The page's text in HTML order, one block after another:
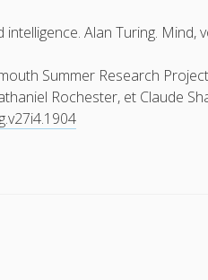
Alan Turing. Mind,
Summer Research
Rochester, et Claude